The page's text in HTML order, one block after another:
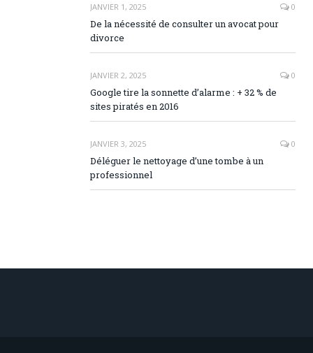
JANVIER 1, 2025 0
De la nécessité de consulter un avocat pour
divorce
JANVIER 2, 2025 0
Google tire la sonnette d’alarme : + 32 % de
sites piratés en 2016
JANVIER 3, 2025 0
Déléguer le nettoyage d’une tombe à un
professionnel